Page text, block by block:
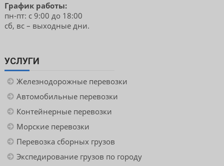
График работы:
пн-пт: с 9:00 до 18:00
сб, вс – выходные дни.
УСЛУГИ
Железнодорожные перевозки
Автомобильные перевозки
Контейнерные перевозки
Морские перевозки
Перевозка сборных грузов
Экспедирование грузов по городу